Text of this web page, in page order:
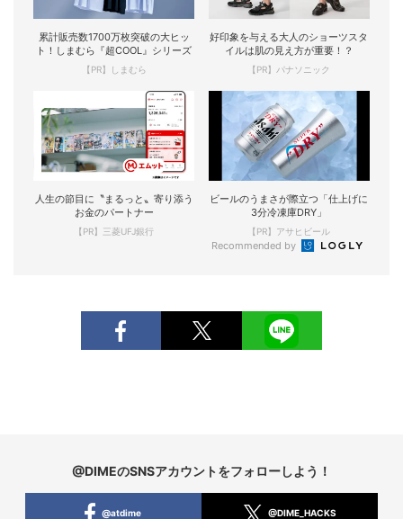
累計販売数1700万枚突破の大ヒッ
ト！しまむら『超COOL』シリーズ
【PR】しまむら
好印象を与える大人のショーツスタ
イルは肌の見え方が重要！？
【PR】パナソニック
人生の節目に〝まるっと〟寄り添う
お金のパートナー
【PR】三菱UFJ銀行
ビールのうまさが際立つ「仕上げに
3分冷凍庫DRY」
【PR】アサヒビール
Recommended by
@DIMEのSNSアカウントをフォローしよう！
@atdime @DIME_HACKS